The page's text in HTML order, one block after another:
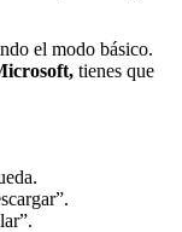
el modo básico.
tienes que